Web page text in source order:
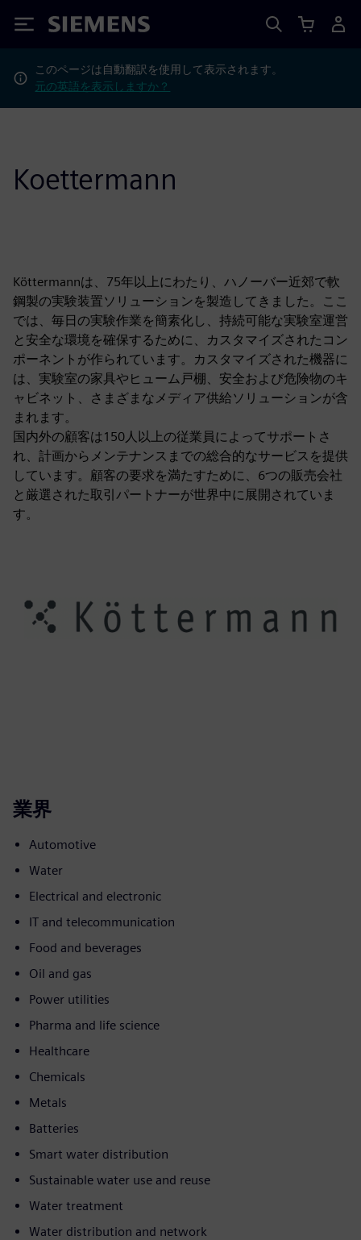
Siemens
このページは自動翻訳を使用して表示されます。
元の英語を表示しますか？
Koettermann
Köttermannは、75年以上にわたり、ハノーバー近郊で軟
鋼製の実験装置ソリューションを製造してきました。ここ
では、毎日の実験作業を簡素化し、持続可能な実験室運営
と安全な環境を確保するために、カスタマイズされたコン
ポーネントが作られています。カスタマイズされた機器に
は、実験室の家具やヒューム戸棚、安全および危険物のキ
ャビネット、さまざまなメディア供給ソリューションが含
まれます。
国内外の顧客は150人以上の従業員によってサポートさ
れ、計画からメンテナンスまでの総合的なサービスを提供
しています。顧客の要求を満たすために、6つの販売会社
と厳選された取引パートナーが世界中に展開されていま
す。
業界
Automotive
Water
Electrical and electronic
IT and telecommunication
Food and beverages
Oil and gas
Power utilities
Pharma and life science
Healthcare
Chemicals
Metals
Batteries
Smart water distribution
Sustainable water use and reuse
Water treatment
Water distribution and network